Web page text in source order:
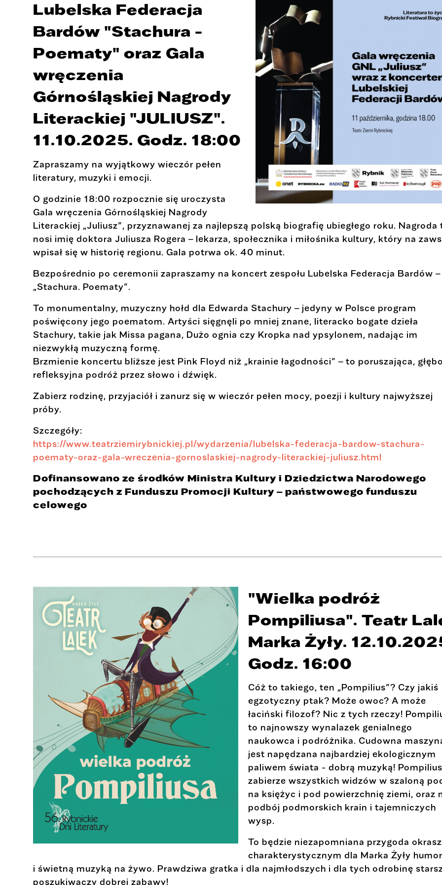
Lubelska Federacja
Bardów "Stachura -
Poematy" oraz Gala
wręczenia
Górnośląskiej Nagrody
Literackiej "JULIUSZ".
11.10.2025. Godz. 18:00
Zapraszamy na wyjątkowy wieczór pełen
literatury, muzyki i emocji.
O godzinie 18:00 rozpocznie się uroczysta
Gala wręczenia Górnośląskiej Nagrody
Literackiej „Juliusz”, przyznawanej za najlepszą polską biografię ubiegłego roku. Nagroda
nosi imię doktora Juliusza Rogera – lekarza, społecznika i miłośnika kultury, który na
wpisał się w historię regionu. Gala potrwa ok. 40 minut.
Bezpośrednio po ceremonii zapraszamy na koncert zespołu Lubelska Federacja Bardów –
„Stachura. Poematy”.
To monumentalny, muzyczny hołd dla Edwarda Stachury – jedyny w Polsce program
poświęcony jego poematom. Artyści sięgnęli po mniej znane, literacko bogate dzieła
Stachury, takie jak Missa pagana, Dużo ognia czy Kropka nad ypsylonem, nadając im
niezwykłą muzyczną formę.
Brzmienie koncertu bliższe jest Pink Floyd niż „krainie łagodności” – to poruszająca,
refleksyjna podróż przez słowo i dźwięk.
Zabierz rodzinę, przyjaciół i zanurz się w wieczór pełen mocy, poezji i kultury najwyższej
próby.
Szczegóły:
https://www.teatrziemirybnickiej.pl/wydarzenia/lubelska-federacja-bardow-stachura-
poematy-oraz-gala-wreczenia-gornoslaskiej-nagrody-literackiej-juliusz.html
Dofinansowano ze środków Ministra Kultury i Dziedzictwa Narodowego
pochodzących z Funduszu Promocji Kultury – państwowego funduszu
celowego
"Wielka podróż
Pompiliusa". Teatr
Marka Żyły.
Godz. 16:00
Cóż to takiego, ten „Pompilius”? Czy jakiś
egzotyczny ptak? Może owoc? A może
łaciński filozof? Nic z tych rzeczy!
to najnowszy wynalazek genialnego
naukowca i podróżnika. Cudowna
jest napędzana najbardziej ekologicznym
paliwem świata - dobrą muzyką! Pompilius
zabierze wszystkich widzów w szaloną
na księżyc i pod powierzchnię ziemi, oraz
podbój podmorskich krain i tajemniczych
wysp.
To będzie niezapomniana przygoda
charakterystycznym dla Marka Żyły
i świetną muzyką na żywo. Prawdziwa gratka i dla najmłodszych i dla tych odrobinę
poszukiwaczy dobrej zabawy!